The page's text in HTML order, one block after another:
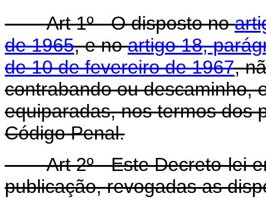
Art 1º - O disposto no
de 1965, e noartigo 18,
de 10 de fevereiro de 1967,
contrabando ou descaminho,
equiparadas, nos termos dos
Código Penal.
Art 2º - Este Decreto-lei
publicação, revogadas as